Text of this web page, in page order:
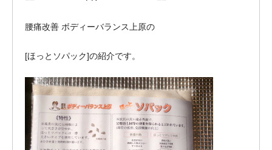
腰痛改善 ボディーバランス上原の
[ほっとソパック]の紹介です。